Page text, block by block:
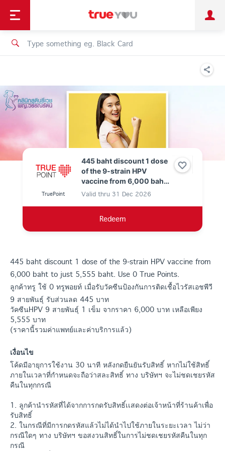
Personal Business
Shopping
เทรนด์เทคโนโลยี
445 baht discount 1 dose
of the 9-strain HPV
vaccine from 6,000 baht
to just 5,555 baht. Use 0
TruePoint Valid thru 31 Dec 2026
Redeem
445 baht discount 1 dose of the 9-strain HPV vaccine from
6,000 baht to just 5,555 baht. Use 0 True Points.
ลูกค้าทรู ใช้ 0 ทรูพอยท์ เมื่อรับวัคซีนป้องกันการติดเชื้อไวรัสเอชพีวี
9 สายพันธุ์ รับส่วนลด 445 บาท
วัคซีนHPV 9 สายพันธุ์ 1 เข็ม จากราคา 6,000 บาท เหลือเพียง
5,555 บาท
(ราคานี้รวมค่าแพทย์และค่าบริการแล้ว)
เงื่อนไข
โค้ดมีอายุการใช้งาน 30 นาที หลังกดยืนยันรับสิทธิ์ หากไม่ใช้สิทธิ์
ภายในเวลาที่กำหนดจะถือว่าสละสิทธิ์ ทาง บริษัทฯ จะไม่ชดเชยรหัส
คืนในทุกกรณี
1. ลูกค้านำรหัสที่ได้จากการกดรับสิทธิ์เเสดงต่อเจ้าหน้าที่ร้านค้าเพื่อ
รับสิทธิ์
2. ในกรณีที่มีการกดรหัสแล้วไม่ได้นำไปใช้ภายในระยะเวลา ไม่ว่า
กรณีใดๆ ทาง บริษัทฯ ขอสงวนสิทธิ์ในการไม่ชดเชยรหัสคืนในทุก
กรณี